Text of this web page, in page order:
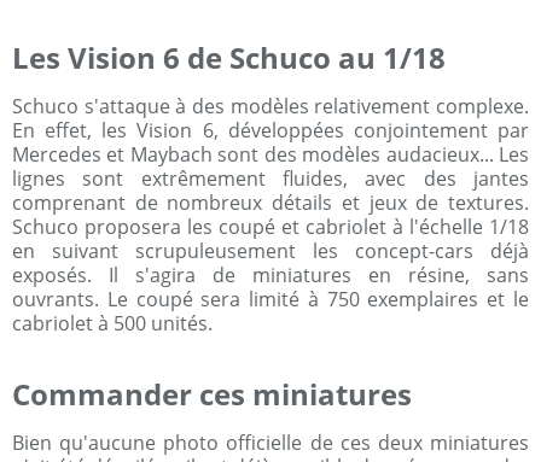
Les Vision 6 de Schuco au 1/18
Schuco s'attaque à des modèles relativement complexe.
En effet, les Vision 6, développées conjointement par
Mercedes et Maybach sont des modèles audacieux... Les
lignes sont extrêmement fluides, avec des jantes
comprenant de nombreux détails et jeux de textures.
Schuco proposera les coupé et cabriolet à l'échelle 1/18
en suivant scrupuleusement les concept-cars déjà
exposés. Il s'agira de miniatures en résine, sans
ouvrants. Le coupé sera limité à 750 exemplaires et le
cabriolet à 500 unités.
Commander ces miniatures
Bien qu'aucune photo officielle de ces deux miniatures